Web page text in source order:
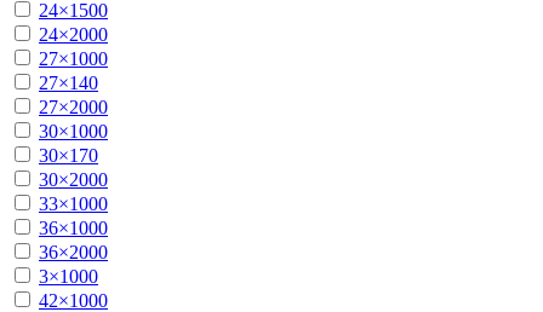
24×1500
24×2000
27×1000
27×140
27×2000
30×1000
30×170
30×2000
33×1000
36×1000
36×2000
3×1000
42×1000